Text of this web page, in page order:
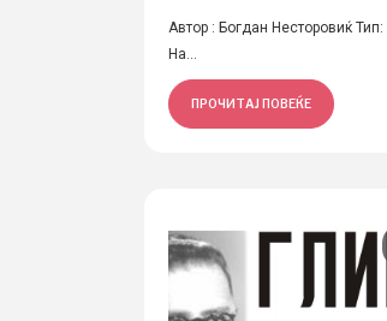
Автор : Богдан Несторовиќ
На...
ПРОЧИТАЈ ПОВЕЌЕ